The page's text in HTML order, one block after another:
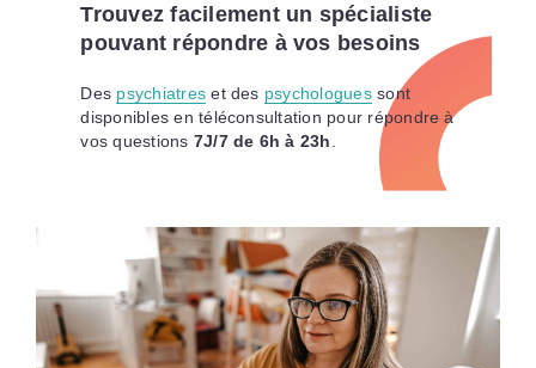
Trouvez facilement un spécialiste
pouvant répondre à vos besoins
Des psychiatres et des psychologuessont
disponibles en téléconsultation pour répondre à
vos questions 7J/7 de 6h à 23h